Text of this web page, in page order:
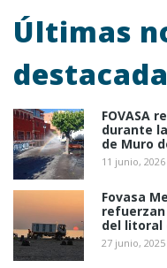
Últimas
FOVASA
durante
de Muro
11 junio, 2026
Fovasa
del litoral
27 junio, 2025